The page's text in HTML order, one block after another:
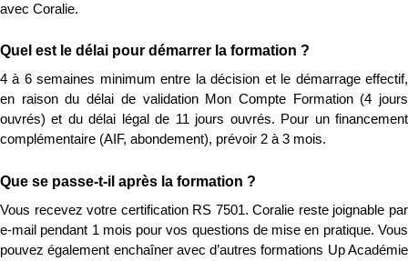
avec Coralie.
Quel est le délai pour démarrer la formation ?
4 à 6 semaines minimum entre la décision et le démarrage effectif,
en raison du délai de validation Mon Compte Formation (4 jours
ouvrés) et du délai légal de 11 jours ouvrés. Pour un financement
complémentaire (AIF, abondement), prévoir 2 à 3 mois.
Que se passe-t-il après la formation ?
Vous recevez votre certification RS 7501. Coralie reste joignable par
e-mail pendant 1 mois pour vos questions de mise en pratique. Vous
pouvez également enchaîner avec d’autres formations Up Académie